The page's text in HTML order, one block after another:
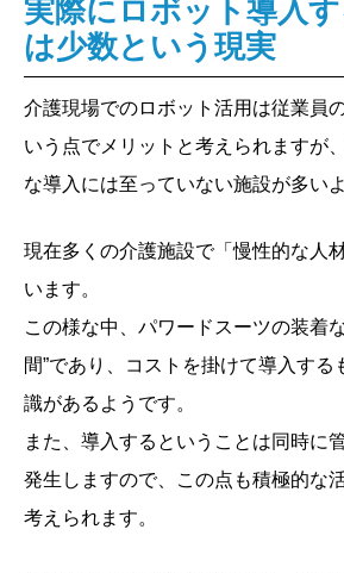
実際にロボット導入
は少数という現実
介護現場でのロボット活用は従業員
いう点でメリットと考えられますが
な導入には至っていない施設が多い
現在多くの介護施設で「慢性的な人
います。
この様な中、パワードスーツの装着
間”であり、コストを掛けて導入す
識があるようです。
また、導入するということは同時に
発生しますので、この点も積極的な
考えられます。